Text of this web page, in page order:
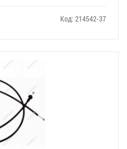
Код: 214542-37